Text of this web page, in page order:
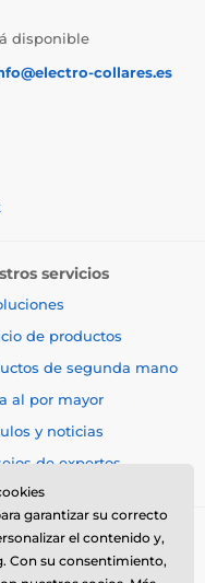
disponible
collares.es
servicios
de productos
de segunda mano
al por mayor
y noticias
de expertos
garantizar su correcto
el contenido y,
Con su consentimiento,